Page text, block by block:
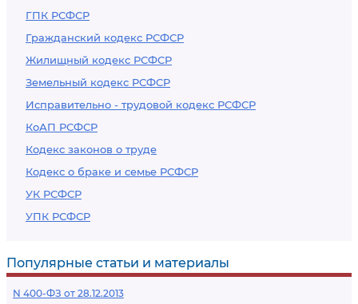
ГПК РСФСР
Гражданский кодекс РСФСР
Жилищный кодекс РСФСР
Земельный кодекс РСФСР
Исправительно - трудовой кодекс РСФСР
КоАП РСФСР
Кодекс законов о труде
Кодекс о браке и семье РСФСР
УК РСФСР
УПК РСФСР
Популярные статьи и материалы
N 400-ФЗ от 28.12.2013